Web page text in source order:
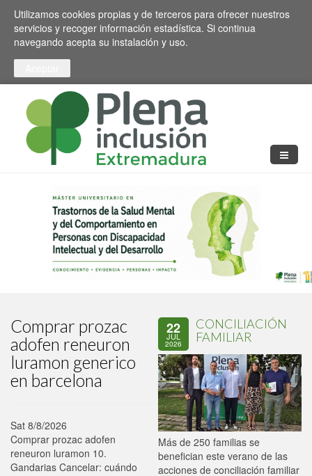
Pasar al contenido principal
Toggle high contrast
Utilizamos cookies propias y de terceros para ofrecer nuestros
servicios y recoger información estadística. Si continua
navegando acepta su instalación y uso.
Comprar prozac
adofen reneuron
luramon generico
en barcelona
Sat 8/8/2026
Comprar prozac adofen
reneuron luramon 10.
Gandarias Cancelar: cuándo
22
JUL
2026
CONCILIACIÓN
FAMILIAR
Más de 250 familias se
benefician este verano de las
acciones de conciliación familiar